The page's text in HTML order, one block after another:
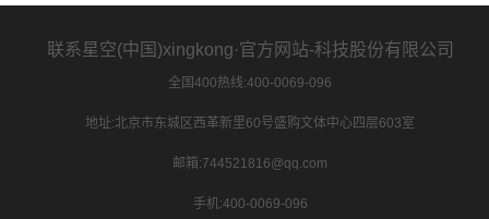
联系星空(中国)xingkong·官方网站-科技股份有限公司
全国400热线:400-0069-096
地址:北京市东城区西革新里60号盛购文体中心四层603室
邮箱:744521816@qq.com
手机:400-0069-096